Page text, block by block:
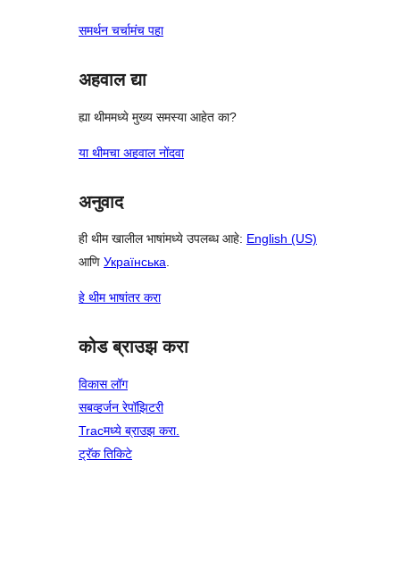
समर्थन चर्चामंच पहा
अहवाल द्या
ह्या थीममध्ये मुख्य समस्या आहेत का?
या थीमचा अहवाल नोंदवा
अनुवाद
ही थीम खालील भाषांमध्ये उपलब्ध आहे: English (US)
आणि Українська.
हे थीम भाषांतर करा
कोड ब्राउझ करा
विकास लॉग
सबव्हर्जन रेपॉझिटरी
Tracमध्ये ब्राउझ करा.
ट्रॅक तिकिटे